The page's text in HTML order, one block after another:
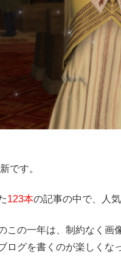
です。
123本の記事の中で、人
この一年は、制約なく
ログを書くのが楽しくな